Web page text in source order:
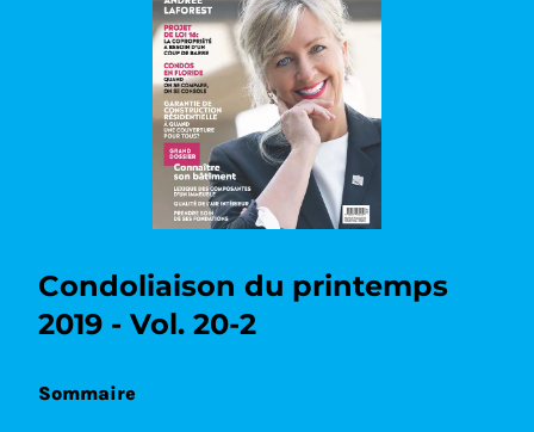
Condoliaison du printemps
2019 - Vol. 20-2
Sommaire